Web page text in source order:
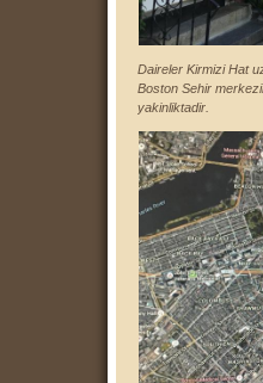
Daireler Kirmizi Hat
Boston Sehir
yakinliktadir.